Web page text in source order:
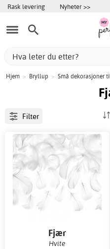
Rask levering Nyheter >>
Hjem > Bryllup > Små dekorasjoner
Filter
Fjær
Hvite